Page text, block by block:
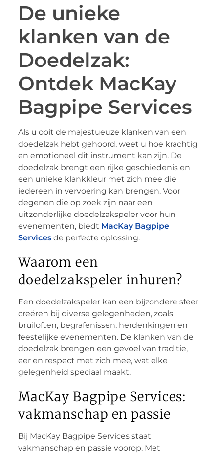
De unieke
klanken van de
Doedelzak:
Ontdek MacKay
Bagpipe Services
Als u ooit de majestueuze klanken van een
doedelzak hebt gehoord, weet u hoe krachtig
en emotioneel dit instrument kan zijn. De
doedelzak brengt een rijke geschiedenis en
een unieke klankkleur met zich mee die
iedereen in vervoering kan brengen. Voor
degenen die op zoek zijn naar een
uitzonderlijke doedelzakspeler voor hun
evenementen, biedt MacKay Bagpipe
Servicesde perfecte oplossing.
Waarom een
doedelzakspeler inhuren?
Een doedelzakspeler kan een bijzondere sfeer
creëren bij diverse gelegenheden, zoals
bruiloften, begrafenissen, herdenkingen en
feestelijke evenementen. De klanken van de
doedelzak brengen een gevoel van traditie,
eer en respect met zich mee, wat elke
gelegenheid speciaal maakt.
MacKay Bagpipe Services:
vakmanschap en passie
Bij MacKay Bagpipe Services staat
vakmanschap en passie voorop. Met